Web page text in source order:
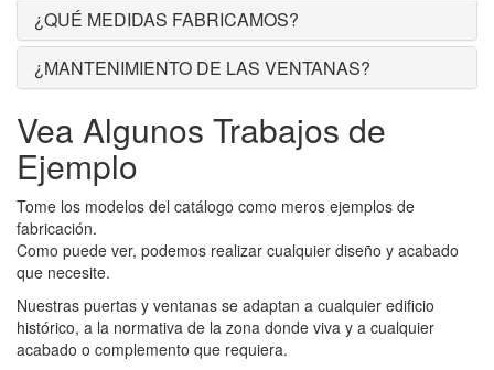
¿QUÉ MEDIDAS FABRICAMOS?
¿MANTENIMIENTO DE LAS VENTANAS?
Vea Algunos Trabajos de
Ejemplo
Tome los modelos del catálogo como meros ejemplos de
fabricación.
Como puede ver, podemos realizar cualquier diseño y acabado
que necesite.
Nuestras puertas y ventanas se adaptan a cualquier edificio
histórico, a la normativa de la zona donde viva y a cualquier
acabado o complemento que requiera.